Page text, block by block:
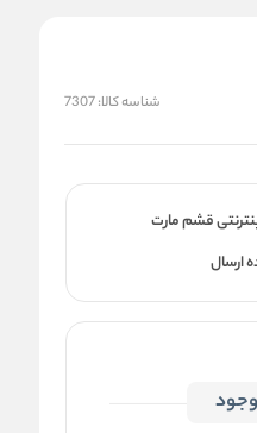
شناسه کالا:7307
قشم مارت
ارسال